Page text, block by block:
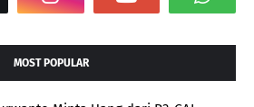
MOST POPULAR